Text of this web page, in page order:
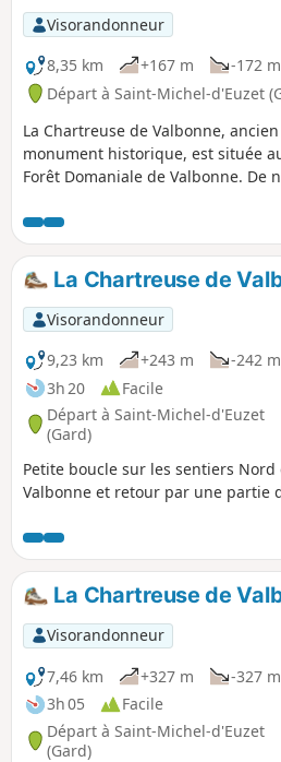
Visorandonneur
8,35 km
+167 m -172 m
Départ à Saint-Michel-d'Euzet
La Chartreuse de Valbonne,
monument historique, est située
Forêt Domaniale de Valbonne. De
proposé permet de faire une
forestier et vignes et offrant
sur la Chartreuse et les alentours.
La Chartreuse de
Visorandonneur
9,23 km
+243 m
-242 m
3h 20
Facile
Départ à Saint-Michel-d'Euzet
(Gard)
Petite boucle sur les sentiers
Valbonne et retour par une partie
La Chartreuse de
Visorandonneur
7,46 km
+327 m
-327 m
3h 05
Facile
Départ à Saint-Michel-d'Euzet
(Gard)